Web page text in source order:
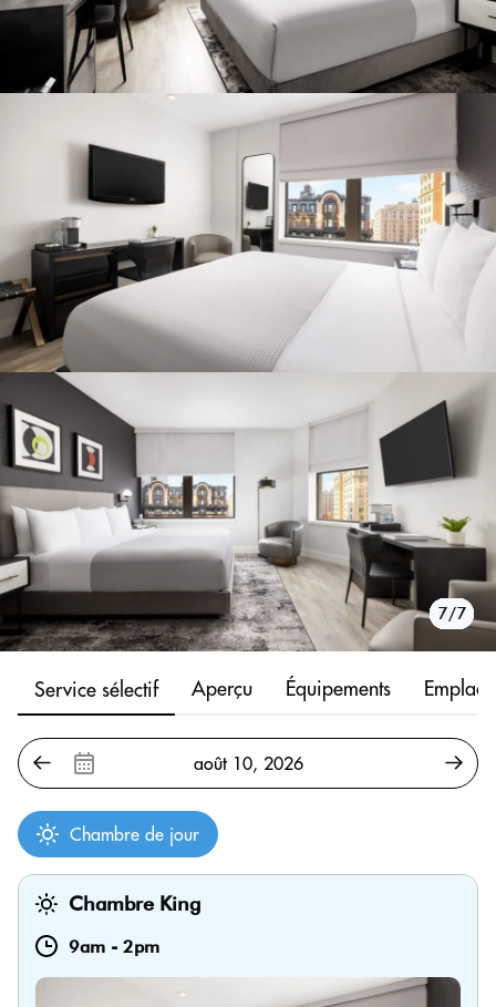
1/7
2/7
3/7
4/7
5/7
6/7
7/7
Service sélectif Aperçu Équipements
Chambre de jour
Chambre King
9am - 2pm